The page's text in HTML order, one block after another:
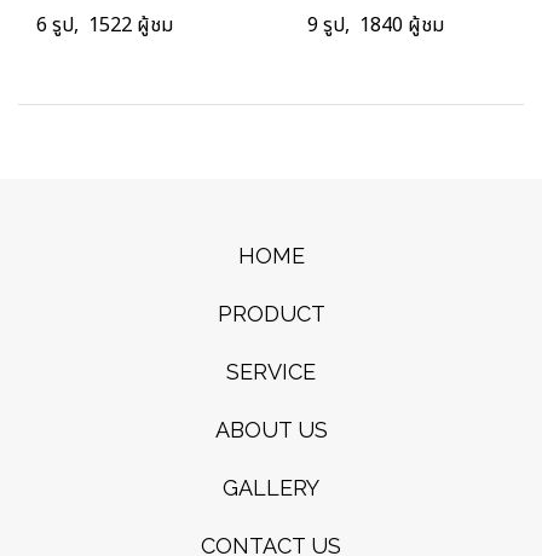
6 รูป, 1522 ผู้ชม 9 รูป, 1840 ผู้ชม
HOME
PRODUCT
SERVICE
ABOUT US
GALLERY
CONTACT US